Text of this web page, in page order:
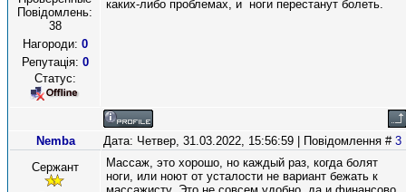
Повідомлень:
38
Нагороди: 0
Репутація: 0
Статус:
каких-либо проблемах, и ноги перестанут болеть.
Nemba Дата: Четвер, 31.03.2022, 15:56:59 | Повідомлення # 3
Сержант
Массаж, это хорошо, но каждый раз, когда болят
ноги, или ноют от усталости не вариант бежать к